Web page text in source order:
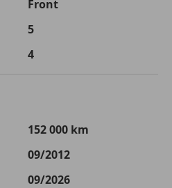
€ 29 900,-
€ 42 124,-
7,25 %
€ 351,03
Front
5
4
152 000 km
09/2012
09/2026